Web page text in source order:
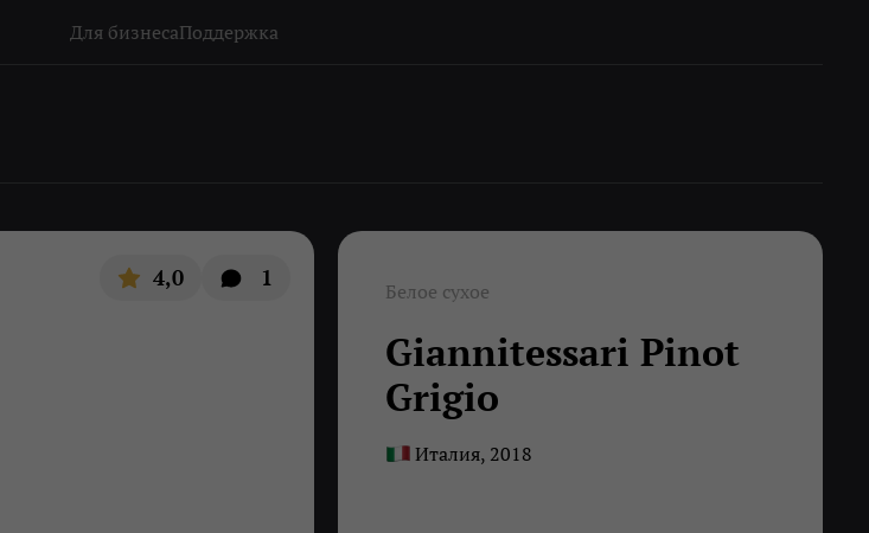
Для бизнесаПоддержка
4,0 1 Белое сухое
Giannitessari Pinot
Grigio
Италия, 2018